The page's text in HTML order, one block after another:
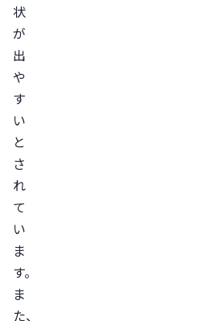
状
が
出
や
す
い
と
さ
れ
て
い
ま
す。
ま
た、